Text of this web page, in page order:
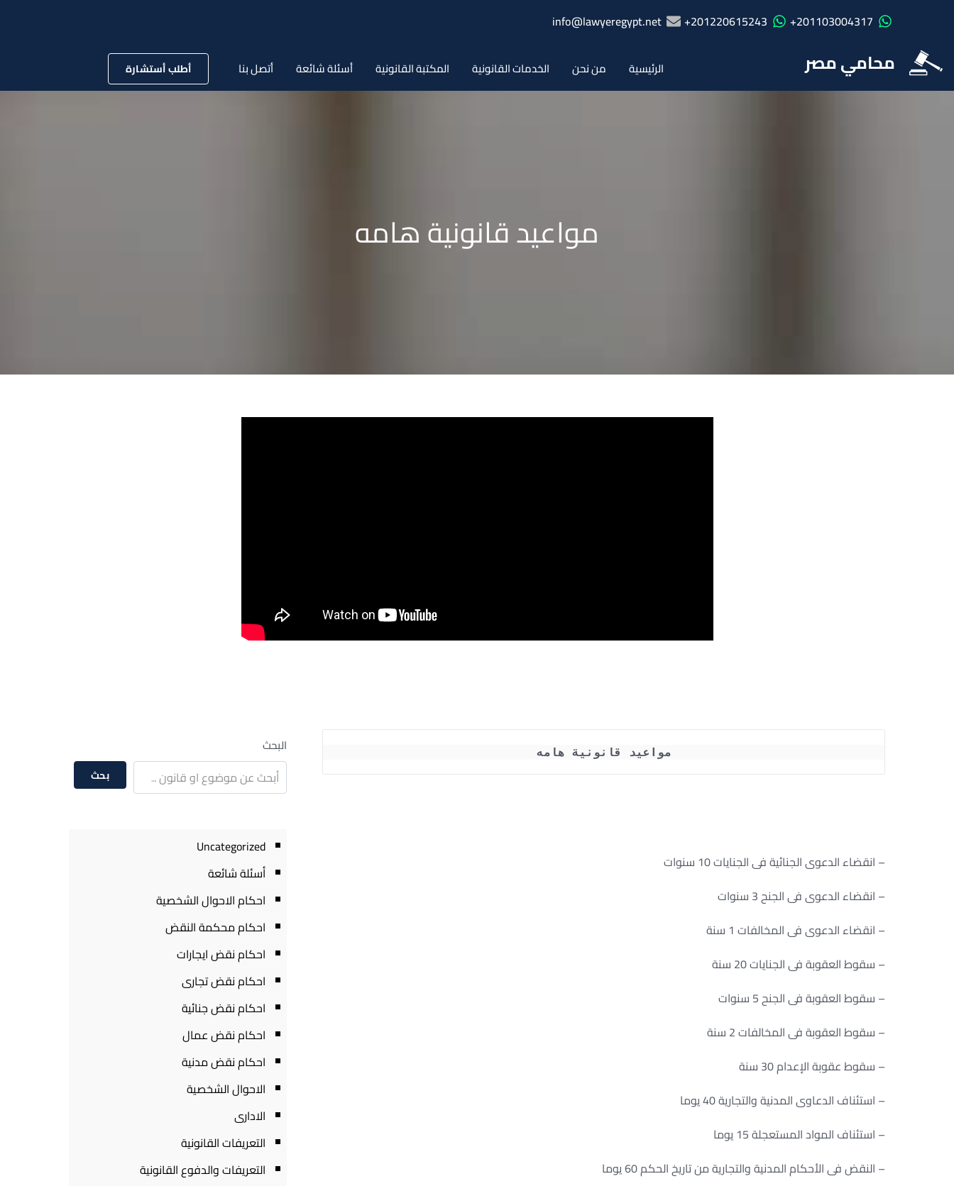
201103004317+
201220615243+
info@lawyeregypt.net
محامي مصر الرئيسية من نحن الخدمات القانونية المكتبة القانونية أسئلة شائعة أتصل بنا أطلب أستشارة
مواعيد قانونية هامه
مواعيد قانونية هامه
– انقضاء الدعوى الجنائية فى الجنايات 10 سنوات
– انقضاء الدعوى فى الجنح 3 سنوات
– انقضاء الدعوى فى المخالفات 1 سنة
– سقوط العقوبة فى الجنايات 20 سنة
– سقوط العقوبة فى الجنح 5 سنوات
– سقوط العقوبة فى المخالفات 2 سنة
– سقوط عقوبة الإعدام 30 سنة
– استئناف الدعاوى المدنية والتجارية 40 يوما
– استئناف المواد المستعجلة 15 يوما
– النقض فى الأحكام المدنية والتجارية من تاريخ الحكم 60 يوما
البحث
بحث
Uncategorized
أسئلة شائعة
احكام الاحوال الشخصية
احكام محكمة النقض
احكام نقض ايجارات
احكام نقض تجارى
احكام نقض جنائية
احكام نقض عمال
احكام نقض مدنية
الاحوال الشخصية
الادارى
التعريفات القانونية
التعريفات والدفوع القانونية